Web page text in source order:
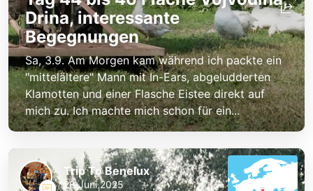
Drina, interessante
Begegnungen
Sa, 3.9. Am Morgen kam während ich packte ein
"mittelältere" Mann mit In-Ears, abgeludderten
Klamotten und einer Flasche Eistee direkt auf
mich zu. Ich machte mich schon für ein...
Trip To Benelux
28 Juni 2025